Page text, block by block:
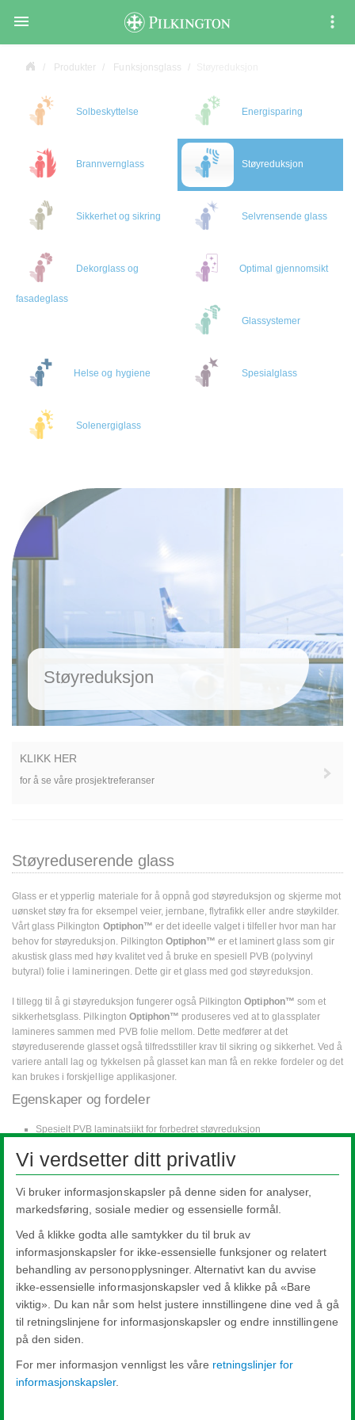

Produkter Funksjonsglass
Solbeskyttelse Energisparing
Brannvernglass Støyreduksjon
Sikkerhet og sikring Selvrensende glass
Dekorglass og
fasadeglass
Optimal gjennomsikt
Glassystemer
Helse og hygiene Spesialglass
Solenergiglass
Støyreduksjon
KLIKK HER
for å se våre prosjektreferanser
Støyreduserende glass
Glass er et ypperlig materiale for å oppnå god støyreduksjon og skjerme mot
uønsket støy fra for eksempel veier, jernbane, flytrafikk eller andre støykilder.
Vårt glass Pilkington Optiphon™ er det ideelle valget i tilfeller hvor man har
behov for støyreduksjon. Pilkington Optiphon™ er et laminert glass som gir
akustisk glass med høy kvalitet ved å bruke en spesiell PVB (polyvinyl
butyral) folie i lamineringen. Dette gir et glass med god støyreduksjon.
I tillegg til å gi støyreduksjon fungerer også PilkingtonOptiphon™ som et
sikkerhetsglass. Pilkington Optiphon™ produseres ved at to glassplater
lamineres sammen med PVB folie mellom. Dette medfører at det
støyreduserende glasset også tilfredsstiller krav til sikring og sikkerhet. Ved å
variere antall lag og tykkelsen på glasset kan man få en rekke fordeler og det
kan brukes i forskjellige applikasjoner.
Egenskaper og fordeler
Spesielt PVB laminatsjikt for forbedret støyreduksjon
kan klassifiseres som minst 1(B)1 etter NS EN 12600
Kan også oppfylle krav til sikring mot hærverk med klassifisering iht. NS
EN 356
Forblir intakt og knuser trygt, og reduserer dermed risikoen for alvorlig
Det er tilgjengelig i kombinasjon med andre produkter som Pilkington
Activ™, selvrensende glass
Høyere ytelse kan oppnås ved å bruke Pilkington Optiphon™
i to- eller
trelags isolerruter
PilkingtonOptiphon™
Vi verdsetter ditt privatliv
Vi bruker informasjonskapsler på denne siden for analyser,
markedsføring, sosiale medier og essensielle formål.
Ved å klikke godta alle samtykker du til bruk av
informasjonskapsler for ikke-essensielle funksjoner og relatert
behandling av personopplysninger. Alternativt kan du avvise
ikke-essensielle informasjonskapsler ved å klikke på «Bare
viktig». Du kan når som helst justere innstillingene dine ved å gå
til retningslinjene for informasjonskapsler og endre innstillingene
på den siden.
For mer informasjon vennligst les våre retningslinjer for
informasjonskapsler.